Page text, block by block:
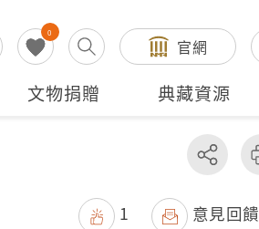
0
官網
文物捐贈 典藏資源
分享
1 意見回饋